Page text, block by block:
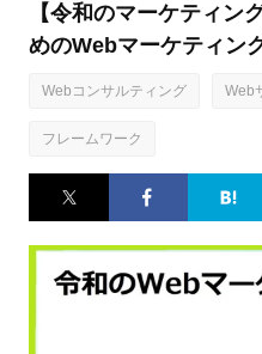
【令和のマーケティン
めのWebマーケティン
Webコンサルティング Web
フレームワーク
ックマー
ク